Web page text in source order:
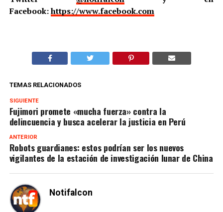
Facebook:https://www.facebook.com
TEMAS RELACIONADOS
SIGUIENTE
Fujimori promete «mucha fuerza» contra la
delincuencia y busca acelerar la justicia en Perú
ANTERIOR
Robots guardianes: estos podrían ser los nuevos
vigilantes de la estación de investigación lunar de China
Notifalcon